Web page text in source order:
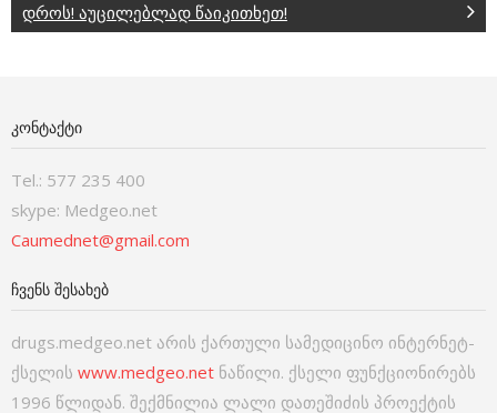
დროს! აუცილებლად წაიკითხეთ!
ᲙᲝᲜᲢᲐᲥᲢᲘ
Tel.: 577 235 400
skype: Medgeo.net
Caumednet@gmail.com
ᲩᲕᲔᲜᲡ ᲨᲔᲡᲐᲮᲔᲑ
drugs.medgeo.net არის ქართული სამედიცინო ინტერნეტ-
ქსელის www.medgeo.net ნაწილი. ქსელი ფუნქციონირებს
1996 წლიდან. შექმნილია ლალი დათეშიძის პროექტის